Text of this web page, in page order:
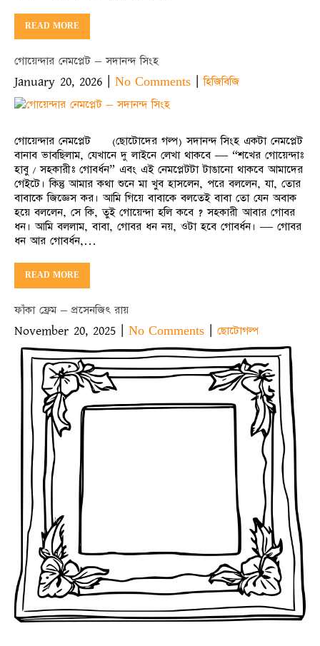
READ MORE
গোয়েন্দার নেমপ্লেট – সদানন্দ সিংহ
January 20, 2026 | No Comments |হিজিবিজি
গোয়েন্দার নেমপ্লেট (ছোটোদের গল্প) সদানন্দ সিংহ একটা নেমপ্লেট
বানাব ভাবছিলাম, যেখানে দু লাইনে লেখা থাকবে — “শখের গোয়েন্দাঃ
হাবু / সহকারীঃ গোবর্ধন” এবং এই নেমপ্লেটটা টাঙানো থাকবে আমাদের
গেইটে। কিন্তু আমার কথা শুনে মা খুব হাসলেন, পরে বললেন, যা, তোর
বাবাকে জিজ্ঞেস কর। আমি গিয়ে বাবাকে বলতেই বাবা তো যেন অবাক
হয়ে বললেন, সে কি, তুই গোয়েন্দা হলি কবে ? সহকারী আবার গোবর
ধন। আমি বললাম, বাবা, গোবর ধন নয়, ওটা হবে গোবর্ধন। — গোবর
ধন আর গোবর্ধন,…
READ MORE
ফাঁকা ফ্রেম – প্রসেনজিৎ রায়
November 20, 2025 | No Comments | ছোটোগল্প